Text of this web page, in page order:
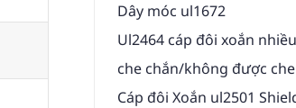
Dây móc ul1672
Ul2464 cáp đôi xoắn
che chắn/không được
Cáp đôi Xoắn ul2501